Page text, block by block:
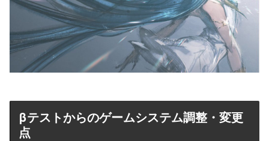
βテストからのゲームシステム調整・変更
点